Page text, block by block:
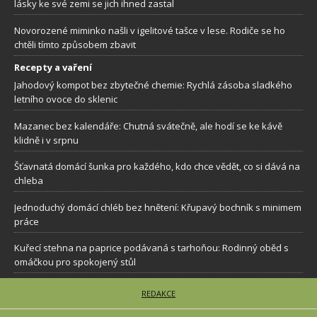
lásky ke své zemi se jich ihned zastal
Novorozené miminko našli v igelitové tašce v lese. Rodiče se ho
chtěli tímto způsobem zbavit
Recepty a vaření
Jahodový kompot bez zbytečné chemie: Rychlá zásoba sladkého
letního ovoce do sklenic
Mazanec bez kalendáře: Chutná svátečně, ale hodí se ke kávě
klidně i v srpnu
Šťavnatá domácí šunka pro každého, kdo chce vědět, co si dává na
chleba
Jednoduchý domácí chléb bez hnětení: Křupavý bochník s minimem
práce
Kuřecí stehna na paprice podávaná s tarhoňou: Rodinný oběd s
omáčkou pro spokojený stůl
REDAKCE